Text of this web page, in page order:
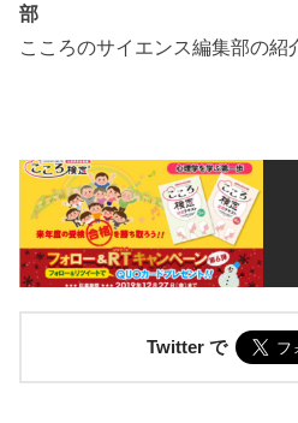
部
こころのサイエンス編集部の紹
Twitter で